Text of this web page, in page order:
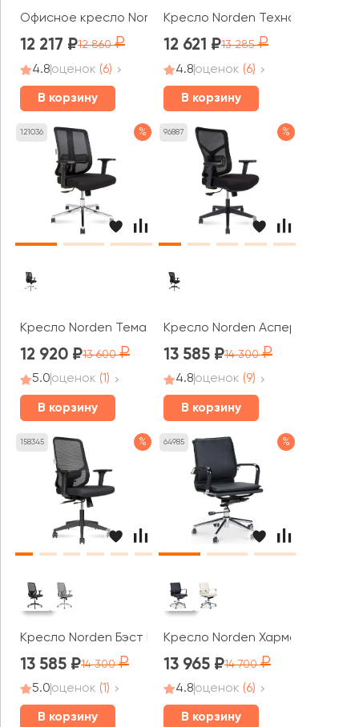
Офисное кресло Norden Хельмут LB
12 217 12 860
4.8оценок (6)
В корзину
Кресло Norden Техно LB
12 621 13 285
4.8оценок (6)
В корзину
121036 %
Кресло Norden Тема Хром / Tema Сhrome 2D LB
12 920 13 600
5.0оценок (1)
В корзину
96887 %
Кресло Norden Аспер LB /
13 585 14 300
4.8оценок (9)
В корзину
158345 %
Кресло Norden Бэст LB / Best LB черный пластик
13 585 14 300
5.0оценок (1)
В корзину
64985 %
Кресло Norden Харман LB
13 965 14 700
4.8оценок (6)
В корзину